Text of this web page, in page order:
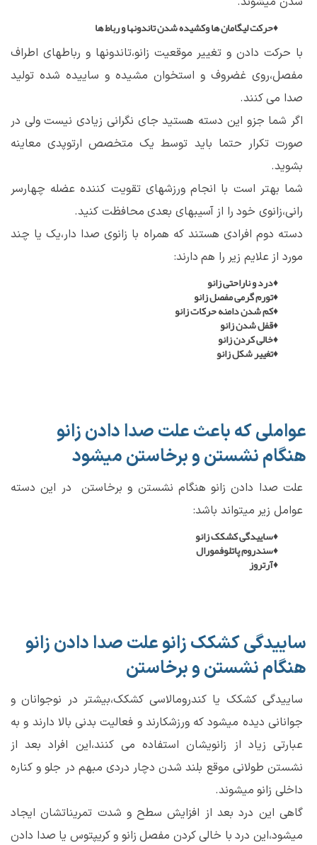
♦حرکت لیگامان ها و‌کشیده شدن تاندونها و رباط ها
با حرکت دادن و تغییر موقعیت زانو،تاندونها و رباطهای اطراف
مفصل،روی غضروف و استخوان مشیده و ساییده شده تولید
صدا می کنند.
اگر شما جزو این دسته هستید جای نگرانی زیادی نیست ولی در
صورت تکرار حتما باید توسط یک متخصص ارتوپدی معاینه
بشوید.
شما بهتر است با انجام ‌ورزشهای تقویت کننده عضله چهارسر
رانی،زانوی خود را از آسیبهای بعدی محافظت کنید.
دسته دوم افرادی هستند که همراه با زانوی صدا دار،یک یا چند
مورد از علایم زیر را هم دارند:
♦درد و ناراحتی زانو
♦تورم گرمی مفصل زانو
♦کم شدن دامنه حرکات زانو
♦قفل شدن زانو
♦خالی کردن زانو
♦تغییر شکل زانو
عواملی که باعث علت صدا دادن زانو
هنگام نشستن و برخاستن میشود
علت صدا دادن زانو هنگام نشستن و برخاستن در این دسته
عوامل زیر میتواند باشد:
♦ساییدگی کشکک زانو
♦سندروم پاتلوفمورال
♦آرتروز
ساییدگی کشکک زانو علت صدا دادن زانو
هنگام نشستن و برخاستن
ساییدگی کشکک یا کندرومالاسی کشکک،بیشتر در نوجوانان و
جوانانی دیده میشود که ورزشکارند و فعالیت بدنی بالا دارند و به
عبارتی زیاد از زانویشان استفاده می کنند،این افراد بعد از
نشستن طولانی موقع بلند شدن دچار دردی مبهم در جلو و کناره
داخلی زانو میشوند.
گاهی این درد بعد از افزایش سطح و شدت تمریناتشان ایجاد
میشود،این درد با خالی کردن مفصل زانو و کریپتوس یا صدا دادن